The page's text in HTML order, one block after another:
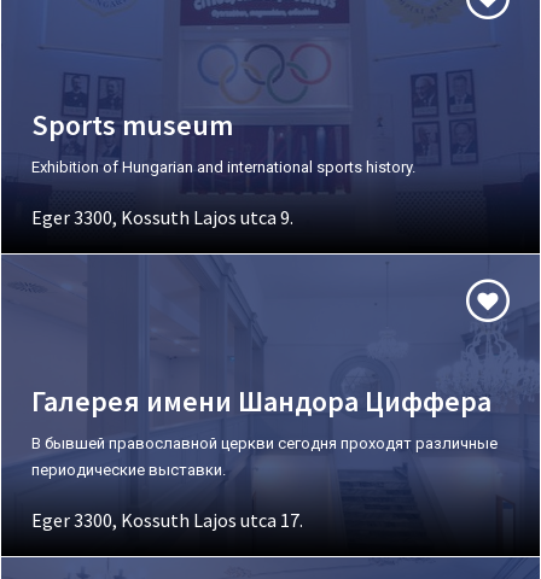
Sports museum
Exhibition of Hungarian and international sports history.
Eger 3300, Kossuth Lajos utca 9.
Галерея имени Шандора Циффера
В бывшей православной церкви сегодня проходят различные
периодические выставки.
Eger 3300, Kossuth Lajos utca 17.